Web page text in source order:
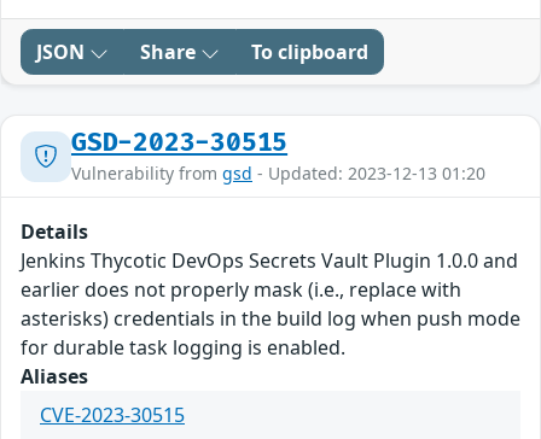
JSON Share To clipboard
GSD-2023-30515
Vulnerability from gsd - Updated: 2023-12-13 01:20
Details
Jenkins Thycotic DevOps Secrets Vault Plugin 1.0.0 and
earlier does not properly mask (i.e., replace with
asterisks) credentials in the build log when push mode
for durable task logging is enabled.
Aliases
CVE-2023-30515